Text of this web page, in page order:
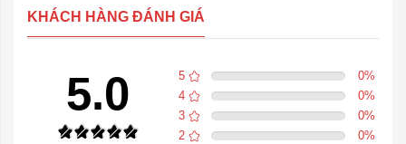
KHÁCH HÀNG ĐÁNH GIÁ
5.0 5 0%
4
0%
3
0%
2
0%